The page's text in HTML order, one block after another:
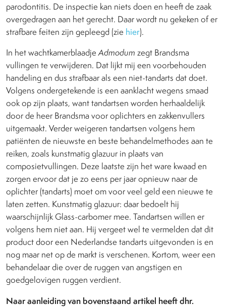
parodontitis. De inspectie kan niets doen en heeft de zaak
overgedragen aan het gerecht. Daar wordt nu gekeken of er
strafbare feiten zijn gepleegd (zie hier).
In het wachtkamerblaadjeAdmodum zegt Brandsma
vullingen te verwijderen. Dat lijkt mij een voorbehouden
handeling en dus strafbaar als een niet-tandarts dat doet.
Volgens ondergetekende is een aanklacht wegens smaad
ook op zijn plaats, want tandartsen worden herhaaldelijk
door de heer Brandsma voor oplichters en zakkenvullers
uitgemaakt. Verder weigeren tandartsen volgens hem
patiënten de nieuwste en beste behandelmethodes aan te
reiken, zoals kunstmatig glazuur in plaats van
composietvullingen. Deze laatste zijn het ware kwaad en
zorgen ervoor dat je zo eens per jaar opnieuw naar de
oplichter (tandarts) moet om voor veel geld een nieuwe te
laten zetten. Kunstmatig glazuur: daar bedoelt hij
waarschijnlijk Glass-carbomer mee. Tandartsen willen er
volgens hem niet aan. Hij vergeet wel te vermelden dat dit
product door een Nederlandse tandarts uitgevonden is en
nog maar net op de markt is verschenen. Kortom, weer een
behandelaar die over de ruggen van angstigen en
goedgelovigen ruggen verdient.
Naar aanleiding van bovenstaand artikel heeft dhr.